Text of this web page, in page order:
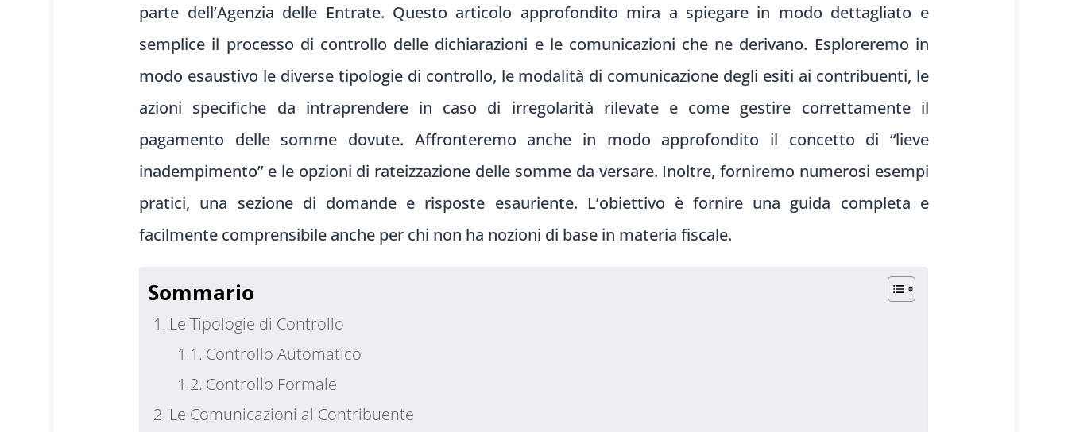
parte dell’Agenzia delle Entrate. Questo articolo approfondito mira a spiegare in modo dettagliato e
semplice il processo di controllo delle dichiarazioni e le comunicazioni che ne derivano. Esploreremo in
modo esaustivo le diverse tipologie di controllo, le modalità di comunicazione degli esiti ai contribuenti, le
azioni specifiche da intraprendere in caso di irregolarità rilevate e come gestire correttamente il
pagamento delle somme dovute. Affronteremo anche in modo approfondito il concetto di “lieve
inadempimento” e le opzioni di rateizzazione delle somme da versare. Inoltre, forniremo numerosi esempi
pratici, una sezione di domande e risposte esauriente. L’obiettivo è fornire una guida completa e
facilmente comprensibile anche per chi non ha nozioni di base in materia fiscale.
Sommario
Le Tipologie di Controllo
Controllo Automatico
Controllo Formale
Le Comunicazioni al Contribuente